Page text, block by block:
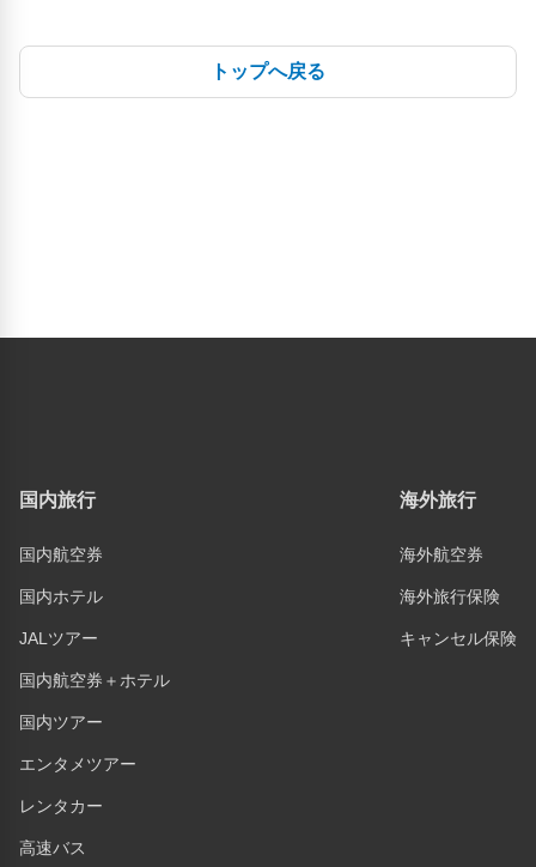
トップへ戻る
国内旅行
国内航空券
国内ホテル
JALツアー
国内航空券＋ホテル
国内ツアー
エンタメツアー
レンタカー
高速バス
海外旅行
海外航空券
海外旅行保険
キャンセル保険